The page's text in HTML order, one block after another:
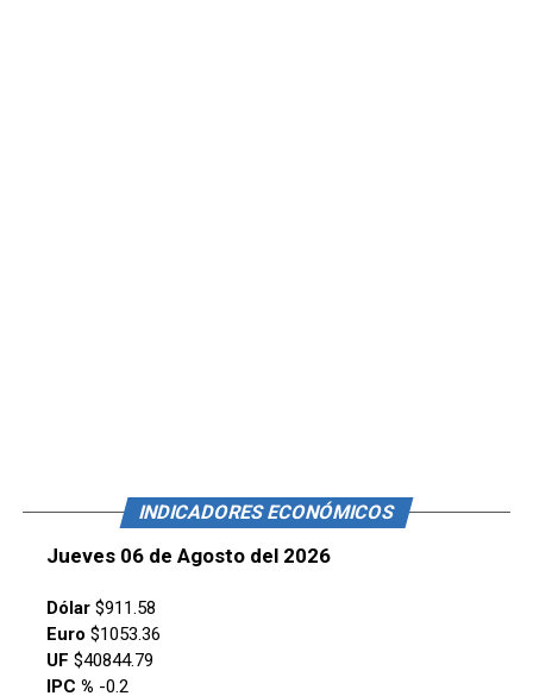
INDICADORES ECONÓMICOS
Jueves 06 de Agosto del 2026
Dólar$911.58
Euro $1053.36
UF $40844.79
IPC % -0.2